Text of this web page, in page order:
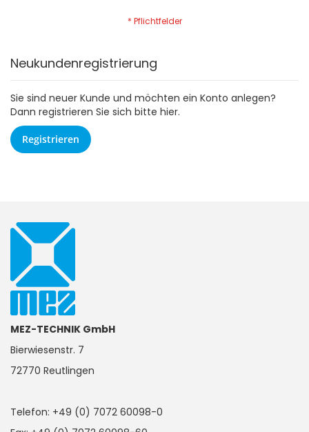
Neukundenregistrierung
Sie sind neuer Kunde und möchten ein Konto anlegen?
Dann registrieren Sie sich bitte hier.
Registrieren
MEZ-TECHNIK GmbH
Bierwiesenstr. 7
72770 Reutlingen
Telefon: +49 (0) 7072 60098-0